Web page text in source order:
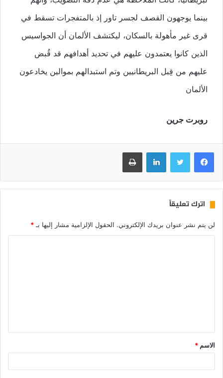
بينما يوجهون القصف لجسر تاور إذ بالمتفجرات تسقط في
قرى غير مأهولة بالسكان، ليكتشف الألمان أن الجواسيس
الذين كانوا يعتمدون عليهم في تحديد أهدافهم قد قُبض
عليهم من قِبل البريطانيين وتم استبدالهم بموالين يخادعون
الألمان
روبرت جرين
فيسبوك تويتر لينكدإن طباعة
اترك تعليقاً
لن يتم نشر عنوان بريدك الإلكتروني. الحقول الإلزامية مشار إليها بـ*
الاسم *